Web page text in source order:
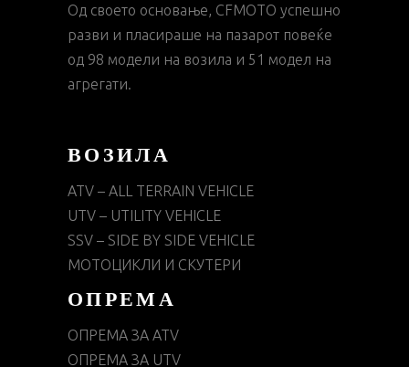
Од своето основање, CFMOTO успешно
разви и пласираше на пазарот повеќе
од 98 модели на возила и 51 модел на
агрегати.
ВОЗИЛА
ATV – ALL TERRAIN VEHICLE
UTV – UTILITY VEHICLE
SSV – SIDE BY SIDE VEHICLE
МОТОЦИКЛИ И СКУТЕРИ
ОПРЕМА
ОПРЕМА ЗА ATV
ОПРЕМА ЗА UTV